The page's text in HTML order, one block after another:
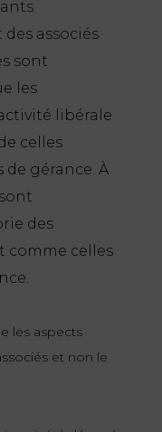
des associés
sont
les
libérale
celles
gérance. À
des
comme celles
les aspects
et non le